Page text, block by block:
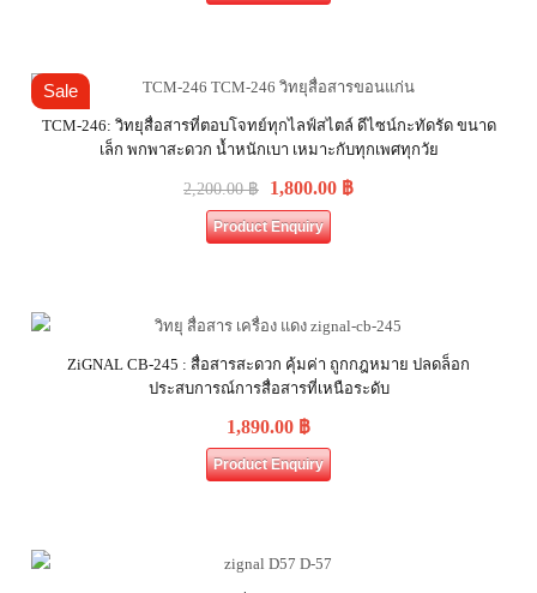
Sale
TCM-246: วิทยุสื่อสารที่ตอบโจทย์ทุกไลฟ์สไตล์ ดีไซน์กะทัดรัด ขนาด
เล็ก พกพาสะดวก น้ำหนักเบา เหมาะกับทุกเพศทุกวัย
2,200.00฿ 1,800.00 ฿
Product Enquiry
ZiGNAL CB-245 : สื่อสารสะดวก คุ้มค่า ถูกกฎหมาย ปลดล็อก
ประสบการณ์การสื่อสารที่เหนือระดับ
1,890.00 ฿
Product Enquiry